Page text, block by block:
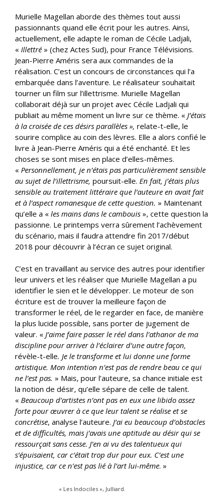
Murielle Magellan aborde des thèmes tout aussi
passionnants quand elle écrit pour les autres. Ainsi,
actuellement, elle adapte le roman de Cécile Ladjali,
« Illettré » (chez Actes Sud), pour France Télévisions.
Jean-Pierre Améris sera aux commandes de la
réalisation. C’est un concours de circonstances qui l’a
embarquée dans l’aventure. Le réalisateur souhaitait
tourner un film sur l’illettrisme. Murielle Magellan
collaborait déjà sur un projet avec Cécile Ladjali qui
publiait au même moment un livre sur ce thème. « J’étais
à la croisée de ces désirs parallèles », relate-t-elle, le
sourire complice au coin des lèvres. Elle a alors confié le
livre à Jean-Pierre Améris qui a été enchanté. Et les
choses se sont mises en place d’elles-mêmes.
« Personnellement, je n’étais pas particulièrement sensible
au sujet de l’illettrisme, poursuit-elle. En fait, j’étais plus
sensible au traitement littéraire que l’auteure en avait fait
et à l’aspect romanesque de cette question. » Maintenant
qu’elle a « les mains dans le cambouis », cette question la
passionne. Le printemps verra sûrement l’achèvement
du scénario, mais il faudra attendre fin 2017/début
2018 pour découvrir à l’écran ce sujet original.
C’est en travaillant au service des autres pour identifier
leur univers et les réaliser que Murielle Magellan a pu
identifier le sien et le développer. Le moteur de son
écriture est de trouver la meilleure façon de
transformer le réel, de le regarder en face, de manière
la plus lucide possible, sans porter de jugement de
valeur. « J’aime faire passer le réel dans l’athanor de ma
discipline pour arriver à l’éclairer d’une autre façon,
révèle-t-elle. Je le transforme et lui donne une forme
artistique. Mon intention n’est pas de rendre beau ce qui
ne l’est pas. » Mais, pour l’auteure, sa chance initiale est
la notion de désir, qu’elle sépare de celle de talent.
« Beaucoup d’artistes n’ont pas en eux une libido assez
forte pour œuvrer à ce que leur talent se réalise et se
concrétise, analyse l’auteure. J’ai eu beaucoup d’obstacles
et de difficultés, mais j’avais une aptitude au désir qui se
ressourçait sans cesse. J’en ai vu des talentueux qui
s’épuisaient, car c’était trop dur pour eux. C’est une
injustice, car ce n’est pas lié à l’art lui-même. »
« Les Indociles », Julliard.